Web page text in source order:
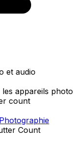
et audio
appareils photo
count
Count